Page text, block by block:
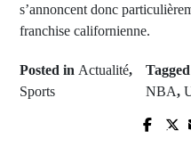
s’annoncent donc
franchise californienne.
Posted in Actualité,
Sports
Tagged
NBA,
CAN Beach